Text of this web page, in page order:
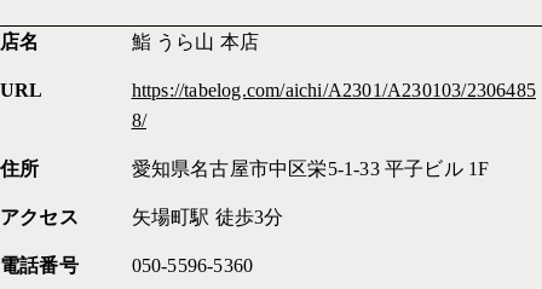
店名 鮨 うら山 本店
URL
https://tabelog.com/aichi/A2301/A230103/2306485
8/
住所 愛知県名古屋市中区栄5-1-33 平子ビル 1F
アクセス 矢場町駅 徒歩3分
電話番号 050-5596-5360